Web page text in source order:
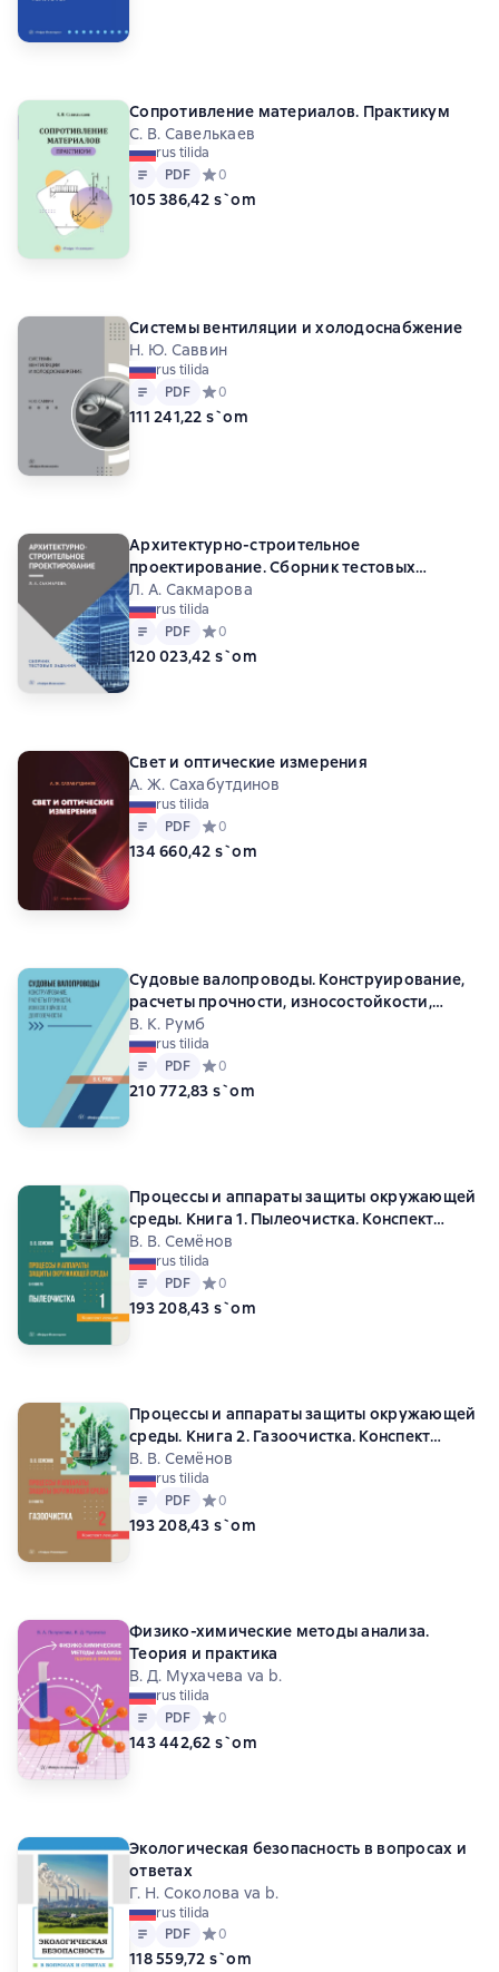
Сопротивление материалов. Практикум
С. В. Савелькаев
rus tilida
Matn
PDF
PDF Средний рейтинг 0 на основе 0 оценок
0
105 386,42 s`om
Системы вентиляции и холодоснабжение
Н. Ю. Саввин
rus tilida
Matn
PDF
PDF Средний рейтинг 0 на основе 0 оценок
0
111 241,22 s`om
Архитектурно-строительное
проектирование. Сборник тестовых
заданий
Л. А. Сакмарова
rus tilida
Matn
PDF
PDF Средний рейтинг 0 на основе 0 оценок
0
120 023,42 s`om
Свет и оптические измерения
А. Ж. Сахабутдинов
rus tilida
Matn
PDF
PDF Средний рейтинг 0 на основе 0 оценок
0
134 660,42 s`om
Судовые валопроводы. Конструирование,
расчеты прочности, износостойкости,
долговечности
В. К. Румб
rus tilida
Matn
PDF
PDF Средний рейтинг 0 на основе 0 оценок
0
210 772,83 s`om
Процессы и аппараты защиты окружающей
среды. Книга 1. Пылеочистка. Конспект
лекций
В. В. Семёнов
rus tilida
Matn
PDF
PDF Средний рейтинг 0 на основе 0 оценок
0
193 208,43 s`om
Процессы и аппараты защиты окружающей
среды. Книга 2. Газоочистка. Конспект
лекций
В. В. Семёнов
rus tilida
Matn
PDF
PDF Средний рейтинг 0 на основе 0 оценок
0
193 208,43 s`om
Физико-химические методы анализа.
Теория и практика
В. Д. Мухачева va b.
rus tilida
Matn
PDF
PDF Средний рейтинг 0 на основе 0 оценок
0
143 442,62 s`om
Экологическая безопасность в вопросах и
ответах
Г. Н. Соколова va b.
rus tilida
Matn
PDF
PDF Средний рейтинг 0 на основе 0 оценок
0
118 559,72 s`om